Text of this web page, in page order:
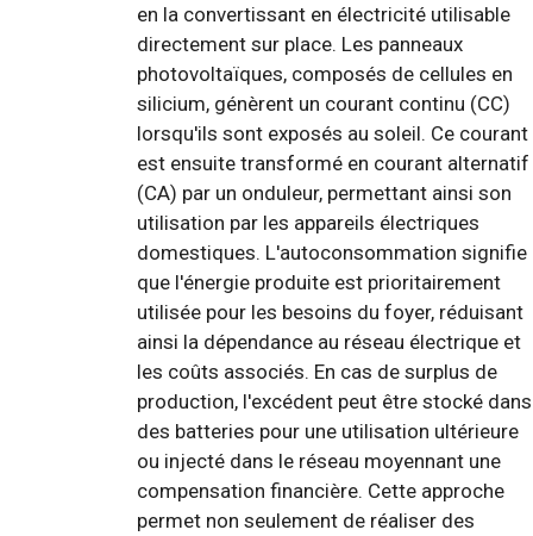
en la convertissant en électricité utilisable
directement sur place. Les panneaux
photovoltaïques, composés de cellules en
silicium, génèrent un courant continu (CC)
lorsqu'ils sont exposés au soleil. Ce courant
est ensuite transformé en courant alternatif
(CA) par un onduleur, permettant ainsi son
utilisation par les appareils électriques
domestiques. L'autoconsommation signifie
que l'énergie produite est prioritairement
utilisée pour les besoins du foyer, réduisant
ainsi la dépendance au réseau électrique et
les coûts associés. En cas de surplus de
production, l'excédent peut être stocké dans
des batteries pour une utilisation ultérieure
ou injecté dans le réseau moyennant une
compensation financière. Cette approche
permet non seulement de réaliser des